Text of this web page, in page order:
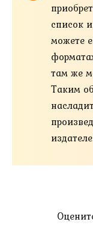
список
можете
там же
Таким